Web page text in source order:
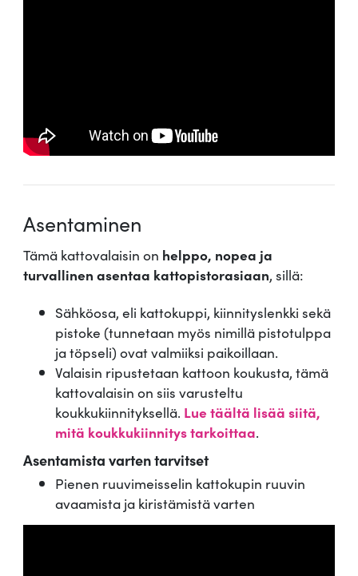
Asentaminen
Tämä kattovalaisin on helppo, nopea ja
turvallinen asentaa kattopistorasiaan, sillä:
Sähköosa, eli kattokuppi, kiinnityslenkki sekä
pistoke (tunnetaan myös nimillä pistotulppa
ja töpseli) ovat valmiiksi paikoillaan.
Valaisin ripustetaan kattoon koukusta, tämä
kattovalaisin on siis varusteltu
koukkukiinnityksellä. Lue täältä lisää siitä,
mitä koukkukiinnitys tarkoittaa.
Asentamista varten tarvitset
Pienen ruuvimeisselin kattokupin ruuvin
avaamista ja kiristämistä varten